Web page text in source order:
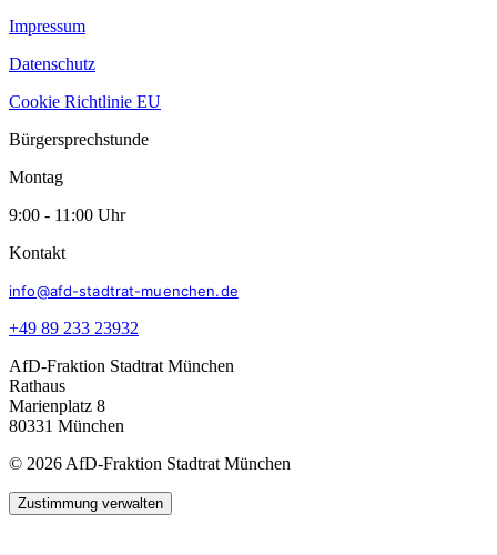
Impressum
Datenschutz
Cookie Richtlinie EU
Bürgersprechstunde
Montag
9:00 - 11:00 Uhr
Kontakt
info@afd-stadtrat-muenchen.de
+49 89 233 23932
AfD-Fraktion Stadtrat München
Rathaus
Marienplatz 8
80331 München
© 2026 AfD-Fraktion Stadtrat München
Zustimmung verwalten